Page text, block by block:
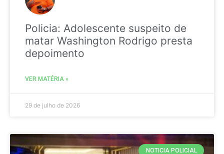
Policia: Adolescente suspeito de
matar Washington Rodrigo presta
depoimento
VER MATÉRIA »
29 de julho de 2026
NOTICIA POLICIAL